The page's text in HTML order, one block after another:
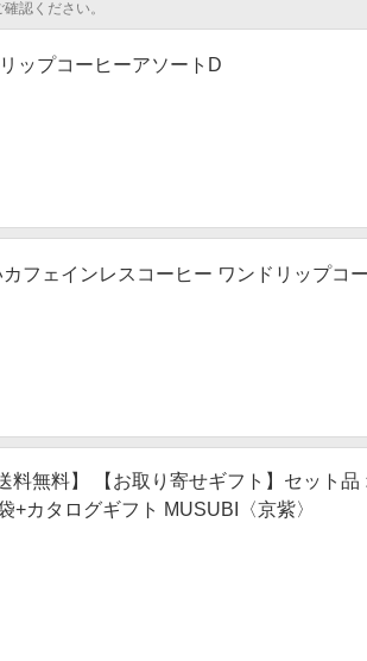
認ください。
ップコーヒーアソートD
フェインレスコーヒー ワンドリップコ
料無料】 【お取り寄せギフト】セット
+カタログギフト MUSUBI〈京紫〉